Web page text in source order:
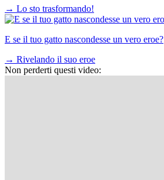
→ Lo sto trasformando!
E se il tuo gatto nascondesse un vero eroe?
→ Rivelando il suo eroe
Non perderti questi video: